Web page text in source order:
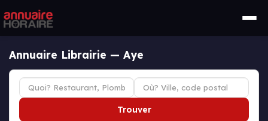
Annuaire Librairie — Aye
Trouver